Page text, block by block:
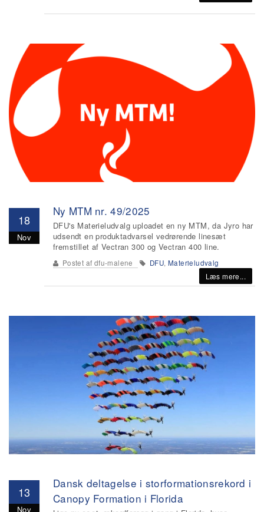
18
Nov
Ny MTM nr. 49/2025
DFU's Materieludvalg uploadet en ny MTM, da Jyro har
udsendt en produktadvarsel vedrørende linesæt
fremstillet af Vectran 300 og Vectran 400 line.
Postet af dfu-malene DFU,Materieludvalg
Læs mere...
13
Nov
Dansk deltagelse i storformationsrekord i
Canopy Formation i Florida